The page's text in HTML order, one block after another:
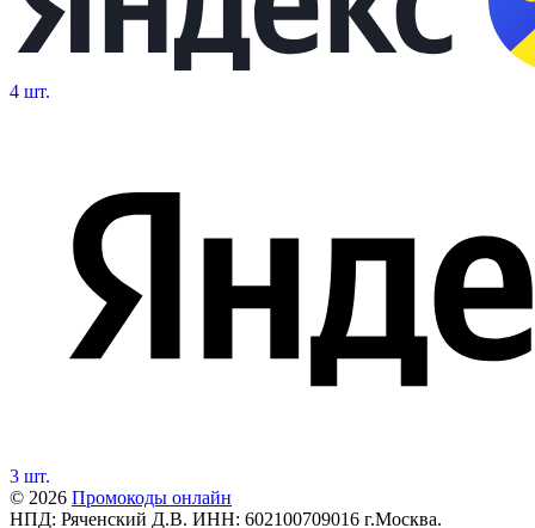
4 шт.
3 шт.
© 2026 Промокоды онлайн
НПД: Ряченский Д.В. ИНН: 602100709016 г.Москва.